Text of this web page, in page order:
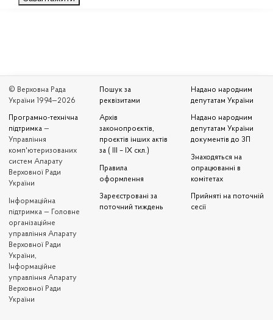
© Верховна Рада
України 1994—2026
Програмно-технічна
підтримка —
Управління
комп'ютеризованих
систем Апарату
Верховної Ради
України
Iнформаційна
підтримка — Головне
організаційне
управління Апарату
Верховної Ради
України,
Інформаційне
управління Апарату
Верховної Ради
України
Пошук за
реквізитами
Архів
законопроєктів,
проєктів інших актів
за ( III – IX скл.)
Правила
оформлення
Зареєстровані за
поточний тиждень
Надано народним
депутатам України
Надано народним
депутатам України
документів до ЗП
Знаходяться на
опрацюванні в
комітетах
Прийняті на поточній
сесії